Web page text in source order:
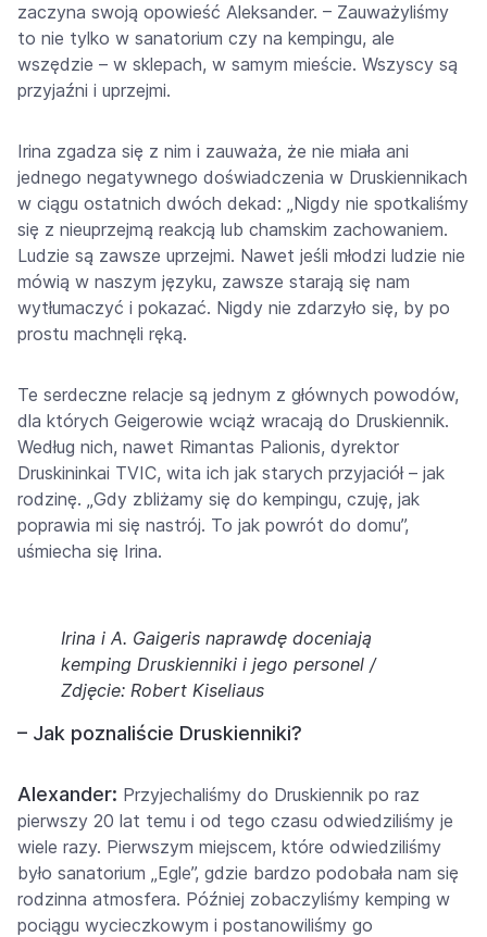
zaczyna swoją opowieść Aleksander. – Zauważyliśmy
to nie tylko w sanatorium czy na kempingu, ale
wszędzie – w sklepach, w samym mieście. Wszyscy są
przyjaźni i uprzejmi.
Irina zgadza się z nim i zauważa, że nie miała ani
jednego negatywnego doświadczenia w Druskiennikach
w ciągu ostatnich dwóch dekad: „Nigdy nie spotkaliśmy
się z nieuprzejmą reakcją lub chamskim zachowaniem.
Ludzie są zawsze uprzejmi. Nawet jeśli młodzi ludzie nie
mówią w naszym języku, zawsze starają się nam
wytłumaczyć i pokazać. Nigdy nie zdarzyło się, by po
prostu machnęli ręką.
Te serdeczne relacje są jednym z głównych powodów,
dla których Geigerowie wciąż wracają do Druskiennik.
Według nich, nawet Rimantas Palionis, dyrektor
Druskininkai TVIC, wita ich jak starych przyjaciół – jak
rodzinę. „Gdy zbliżamy się do kempingu, czuję, jak
poprawia mi się nastrój. To jak powrót do domu”,
uśmiecha się Irina.
Irina i A. Gaigeris naprawdę doceniają
kemping Druskienniki i jego personel /
Zdjęcie: Robert Kiseliaus
– Jak poznaliście Druskienniki?
Alexander: Przyjechaliśmy do Druskiennik po raz
pierwszy 20 lat temu i od tego czasu odwiedziliśmy je
wiele razy. Pierwszym miejscem, które odwiedziliśmy
było sanatorium „Egle”, gdzie bardzo podobała nam się
rodzinna atmosfera. Później zobaczyliśmy kemping w
pociągu wycieczkowym i postanowiliśmy go